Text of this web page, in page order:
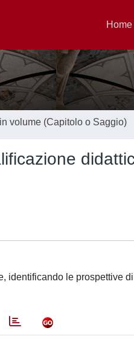
Home
volume (Capitolo o Saggio)
identificando le prospettive